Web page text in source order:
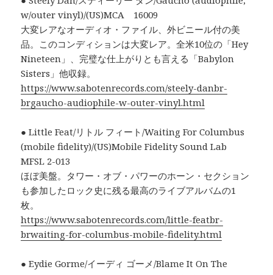
w/outer vinyl)/(US)MCA 16009
大変レアなオーディオ・ファイル、外ビニール付の美
品。このコンディションは大変レア。全米10位の「Hey
Nineteen」、完璧な仕上がりとも言える「Babylon
Sisters」他収録。
https://www.sabotenrecords.com/steely-danbr-
brgaucho-audiophile-w-outer-vinyl.html
● Little Feat/リトル フィート/Waiting For Columbus
(mobile fidelity)/(US)Mobile Fidelity Sound Lab
MFSL 2-013
ほぼ美盤。タワー・オブ・パワーのホーン・セクション
も参加したロック史に残る最高のライブアルバムの1
枚。
https://www.sabotenrecords.com/little-featbr-
brwaiting-for-columbus-mobile-fidelity.html
● Eydie Gorme/イーディ ゴーメ/Blame It On The